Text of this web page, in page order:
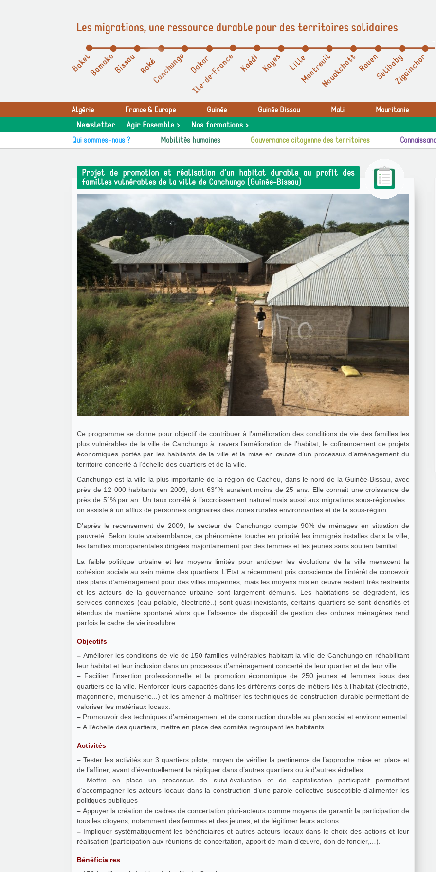
Les migrations, une ressource durable pour des territoires solidaires
Algérie France & Europe Guinée Guinée Bissau Mali Mauritanie
Newsletter Agir Ensemble > Nos formations >
Qui sommes-nous ? Mobilités humaines Gouvernance citoyenne des territoires
Projet de promotion et réalisation d’un habitat durable au profit des
familles vulnérables de la ville de Canchungo (Guinée-Bissau)
Ce programme se donne pour objectif de contribuer à l’amélioration des conditions de vie des familles les
plus vulnérables de la ville de Canchungo à travers l’amélioration de l’habitat, le cofinancement de projets
économiques portés par les habitants de la ville et la mise en œuvre d’un processus d’aménagement du
territoire concerté à l’échelle des quartiers et de la ville.
Canchungo est la ville la plus importante de la région de Cacheu, dans le nord de la Guinée-Bissau, avec
près de 12 000 habitants en 2009, dont 63°% auraient moins de 25 ans. Elle connait une croissance de
près de 5°% par an. Un taux corrélé à l’accroissement naturel mais aussi aux migrations sous-régionales :
on assiste à un afflux de personnes originaires des zones rurales environnantes et de la sous-région.
D’après le recensement de 2009, le secteur de Canchungo compte 90% de ménages en situation de
pauvreté. Selon toute vraisemblance, ce phénomène touche en priorité les immigrés installés dans la ville,
les familles monoparentales dirigées majoritairement par des femmes et les jeunes sans soutien familial.
La faible politique urbaine et les moyens limités pour anticiper les évolutions de la ville menacent la
cohésion sociale au sein même des quartiers. L’Etat a récemment pris conscience de l’intérêt de concevoir
des plans d’aménagement pour des villes moyennes, mais les moyens mis en œuvre restent très restreints
et les acteurs de la gouvernance urbaine sont largement démunis. Les habitations se dégradent, les
services connexes (eau potable, électricité..) sont quasi inexistants, certains quartiers se sont densifiés et
étendus de manière spontané alors que l’absence de dispositif de gestion des ordures ménagères rend
parfois le cadre de vie insalubre.
Objectifs
– Améliorer les conditions de vie de 150 familles vulnérables habitant la ville de Canchungo en réhabilitant
leur habitat et leur inclusion dans un processus d’aménagement concerté de leur quartier et de leur ville
– Faciliter l’insertion professionnelle et la promotion économique de 250 jeunes et femmes issus des
quartiers de la ville. Renforcer leurs capacités dans les différents corps de métiers liés à l’habitat (électricité,
maçonnerie, menuiserie...) et les amener à maîtriser les techniques de construction durable permettant de
valoriser les matériaux locaux.
– Promouvoir des techniques d’aménagement et de construction durable au plan social et environnemental
– A l’échelle des quartiers, mettre en place des comités regroupant les habitants
Activités
– Tester les activités sur 3 quartiers pilote, moyen de vérifier la pertinence de l’approche mise en place et
de l’affiner, avant d’éventuellement la répliquer dans d’autres quartiers ou à d’autres échelles
– Mettre en place un processus de suivi-évaluation et de capitalisation participatif permettant
d’accompagner les acteurs locaux dans la construction d’une parole collective susceptible d’alimenter les
politiques publiques
– Appuyer la création de cadres de concertation pluri-acteurs comme moyens de garantir la participation de
tous les citoyens, notamment des femmes et des jeunes, et de légitimer leurs actions
– Impliquer systématiquement les bénéficiaires et autres acteurs locaux dans le choix des actions et leur
réalisation (participation aux réunions de concertation, apport de main d’œuvre, don de foncier,…).
Bénéficiaires